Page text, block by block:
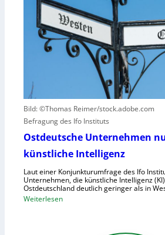
N
I
S
e
n
v
e
c
e
n
o
h
e
t
z
t
a
u
m
a
n
o
i
d
e
R
Bild: ©Thomas Reimer/stock.adobe.com
Befragung des Ifo Instituts
Ostdeutsche Unternehmen
künstliche Intelligenz
Laut einer Konjunkturumfrage des Ifo
Unternehmen, die künstliche Intelligenz
Ostdeutschland deutlich geringer als in
Weiterlesen: